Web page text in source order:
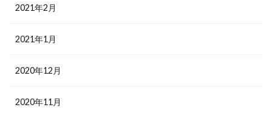
2021年2月
2021年1月
2020年12月
2020年11月